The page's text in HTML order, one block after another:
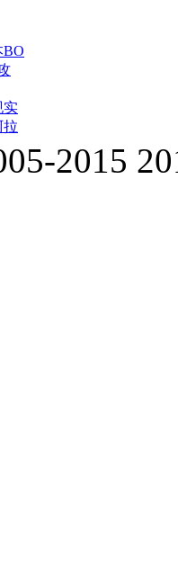
BO
实
拉
2015